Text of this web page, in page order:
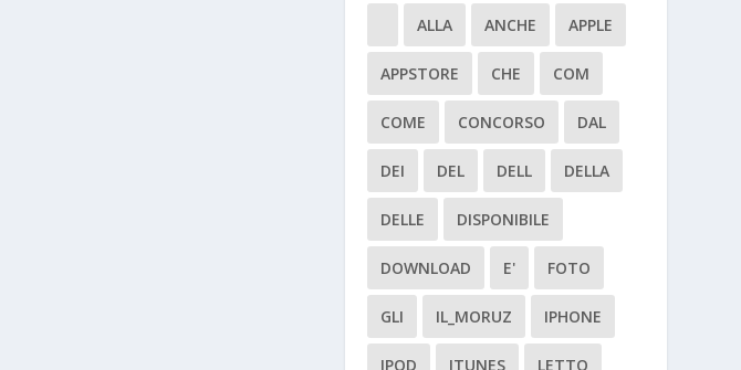
ALLA ANCHE APPLE
APPSTORE CHE COM
COME CONCORSO DAL
DEI DEL DELL DELLA
DELLE DISPONIBILE
DOWNLOAD E' FOTO
GLI IL_MORUZ IPHONE
IPOD ITUNES LETTO